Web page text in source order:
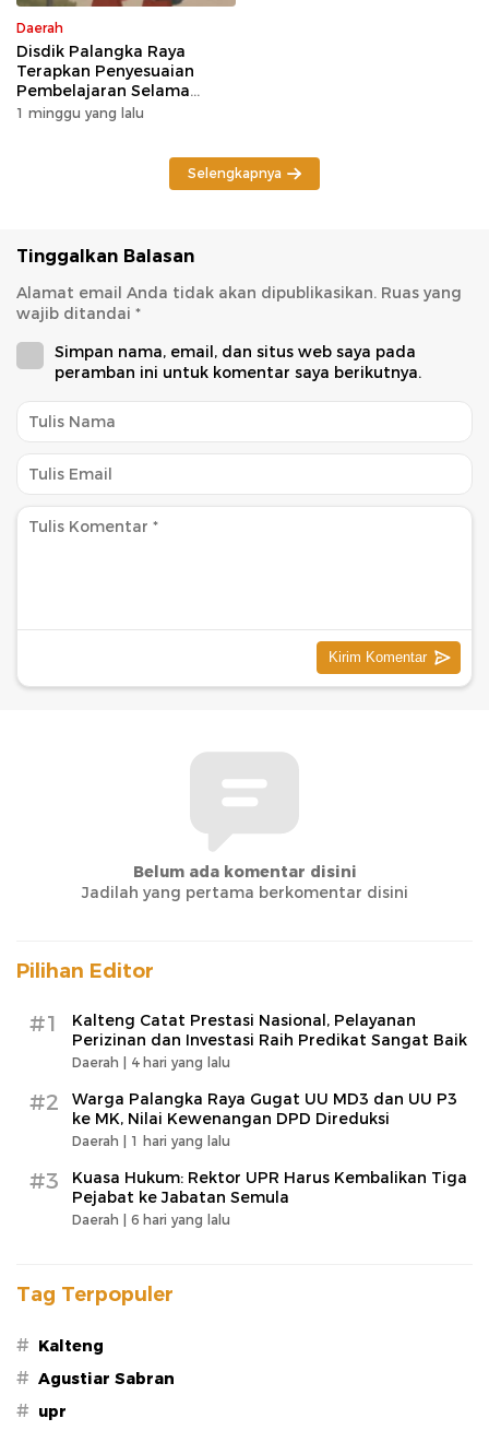
Daerah
Disdik Palangka Raya
Terapkan Penyesuaian
Pembelajaran Selama
Potensi Karhutla
1 minggu yang lalu
Selengkapnya
Tinggalkan Balasan
Alamat email Anda tidak akan dipublikasikan. Ruas yang
wajib ditandai *
Simpan nama, email, dan situs web saya pada
peramban ini untuk komentar saya berikutnya.
Belum ada komentar disini
Jadilah yang pertama berkomentar disini
Pilihan Editor
#1
Kalteng Catat Prestasi Nasional, Pelayanan
Perizinan dan Investasi Raih Predikat Sangat Baik
Daerah | 4 hari yang lalu
#2
Warga Palangka Raya Gugat UU MD3 dan UU P3
ke MK, Nilai Kewenangan DPD Direduksi
Daerah | 1 hari yang lalu
#3
Kuasa Hukum: Rektor UPR Harus Kembalikan Tiga
Pejabat ke Jabatan Semula
Daerah | 6 hari yang lalu
Tag Terpopuler
# Kalteng
# Agustiar Sabran
# upr